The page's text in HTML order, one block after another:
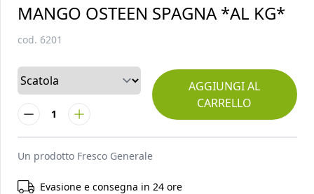
MANGO OSTEEN SPAGNA *AL KG*
cod. 6201
1
AGGIUNGI AL
CARRELLO
Un prodotto Fresco Generale
Evasione e consegna in 24 ore